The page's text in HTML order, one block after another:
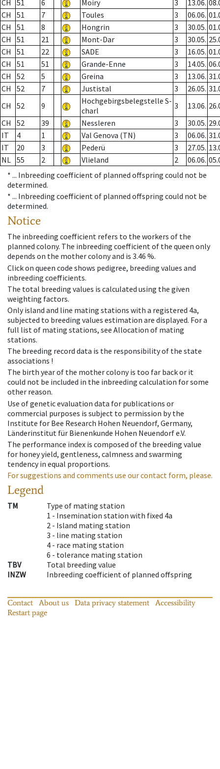
CH 51 6 Moiry 3 13.06.
CH
51 7 Toules 3 06.06.
CH
51 8 Hongrin 3 30.05.
CH
51 21 Mont-Dar 3 30.05.
CH
51 22 SADE 3 16.05.
CH
51 51 Grande-Enne 3 14.05.
CH
52 5 Greina 3 13.06.
CH
52 7 Justistal 3 26.05.
CH
52 9
Hochgebirgsbelegstelle S-
charl
3 13.06.
CH
52 39 Nessleren 3 30.05.
IT
4 1 Val Genova (TN) 3 06.06.
IT
20 3 Pederü 3 27.05.
NL 55 2 Vlieland 2 06.06.
* ... Inbreeding coefficient of planned offspring could not be
determined.
* ... Inbreeding coefficient of planned offspring could not be
determined.
Notice
The inbreeding coefficient refers to the workers of the
planned colony. The inbreeding coefficient of the queen only
depends on the mother colony and is 3.46 %.
Click on queen code shows pedigree, breeding values and
inbreeding coefficients.
The total breeding values is calculated using the given
weighting factors.
Only island and line mating stations with a registered 4a,
subjected to breeding values estimation are displayed. For a
full list of mating stations, see Allocation of mating
stations.
The breeding record data is the responsibility of the state
associations !
The birth year of the mother colony is too far back or it
could not be included in the inbreeding calculation for some
other reason.
Use of genetic evaluation data for publications or
commercial purposes is subject to permission by the
Institute for Bee Research Hohen Neuendorf, Germany,
Länderinstitut für Bienenkunde Hohen Neuendorf e.V.
The performance index is composed of the breeding value
for honey yield, gentleness, calmness and swarming
tendency in equal proportions.
For suggestions and comments use our contact form, please.
Legend
TM
Type of mating station
1 - Insemination station with fixed 4a
2 - Island mating station
3 - line mating station
4 - race mating station
6 - tolerance mating station
TBV
Total breeding value
INZW
Inbreeding coefficient of planned offspring
Contact About us Data privacy statement
Accessibility
Restart page